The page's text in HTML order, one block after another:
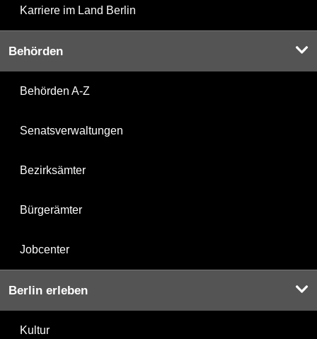
Karriere im Land Berlin
Behörden
Behörden A-Z
Senatsverwaltungen
Bezirksämter
Bürgerämter
Jobcenter
Berlin erleben
Kultur